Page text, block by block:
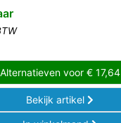
Alternatieven voor €17,64
Bekijk artikel